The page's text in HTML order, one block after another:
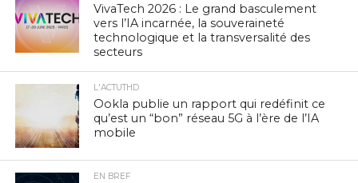
VivaTech 2026 : Le grand basculement
vers l’IA incarnée, la souveraineté
technologique et la transversalité des
secteurs
L'ACTUTHD
Ookla publie un rapport qui redéfinit ce
qu’est un “bon” réseau 5G à l’ère de l’IA
mobile
EN BREF